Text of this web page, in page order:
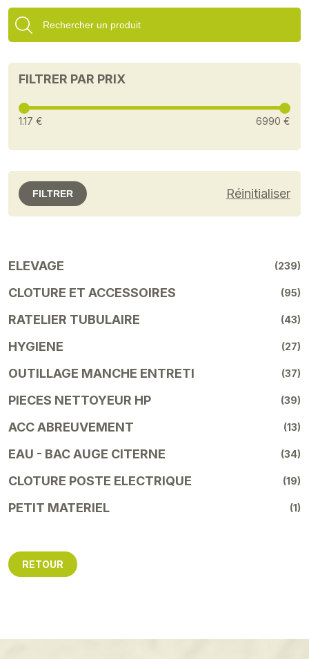
FILTRER PAR PRIX
1.17 € 6990 €
FILTRER Réinitialiser
ELEVAGE (239)
CLOTURE ET ACCESSOIRES (95)
RATELIER TUBULAIRE (43)
HYGIENE (27)
OUTILLAGE MANCHE ENTRETI (37)
PIECES NETTOYEUR HP (39)
ACC ABREUVEMENT (13)
EAU - BAC AUGE CITERNE (34)
CLOTURE POSTE ELECTRIQUE (19)
PETIT MATERIEL (1)
RETOUR